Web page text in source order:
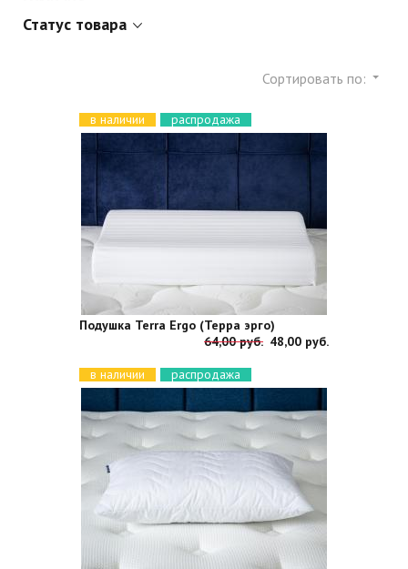
Статус товара
Сортировать по:
в наличии распродажа
Подушка Terra Ergo (Терра эрго)
64,00 руб. 48,00 руб.
в наличии
распродажа